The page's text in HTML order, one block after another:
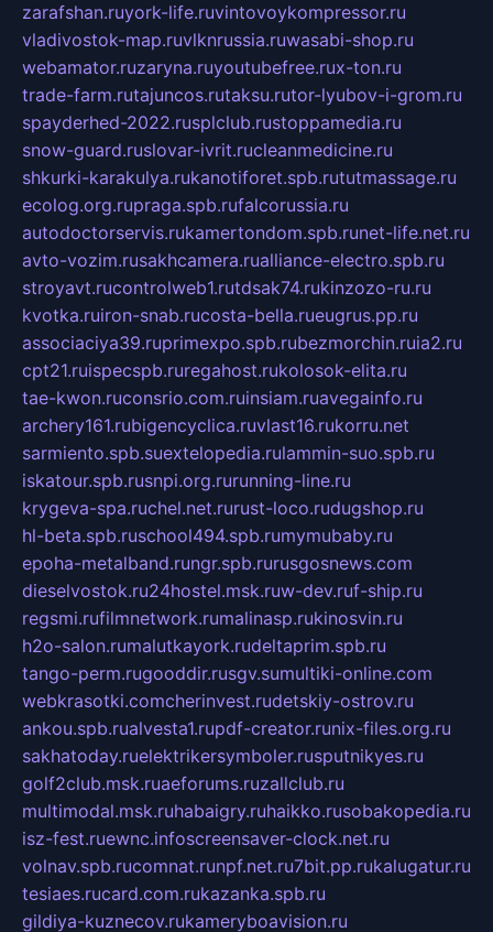
zarafshan.ruyork-life.ruvintovoykompressor.ru
vladivostok-map.ruvlknrussia.ruwasabi-shop.ru
webamator.ruzaryna.ruyoutubefree.rux-ton.ru
trade-farm.rutajuncos.rutaksu.rutor-lyubov-i-grom.ru
spayderhed-2022.rusplclub.rustoppamedia.ru
snow-guard.ruslovar-ivrit.rucleanmedicine.ru
shkurki-karakulya.rukanotiforet.spb.rututmassage.ru
ecolog.org.rupraga.spb.rufalcorussia.ru
autodoctorservis.rukamertondom.spb.runet-life.net.ru
avto-vozim.rusakhcamera.rualliance-electro.spb.ru
stroyavt.rucontrolweb1.rutdsak74.rukinzozo-ru.ru
kvotka.ruiron-snab.rucosta-bella.rueugrus.pp.ru
associaciya39.ruprimexpo.spb.rubezmorchin.ruia2.ru
cpt21.ruispecspb.ruregahost.rukolosok-elita.ru
tae-kwon.ruconsrio.com.ruinsiam.ruavegainfo.ru
archery161.rubigencyclica.ruvlast16.rukorru.net
sarmiento.spb.suextelopedia.rulammin-suo.spb.ru
iskatour.spb.rusnpi.org.rurunning-line.ru
krygeva-spa.ruchel.net.rurust-loco.rudugshop.ru
hl-beta.spb.ruschool494.spb.rumymubaby.ru
epoha-metalband.rungr.spb.rurusgosnews.com
dieselvostok.ru24hostel.msk.ruw-dev.ruf-ship.ru
regsmi.rufilmnetwork.rumalinasp.rukinosvin.ru
h2o-salon.rumalutkayork.rudeltaprim.spb.ru
tango-perm.rugooddir.rusgv.sumultiki-online.com
webkrasotki.comcherinvest.rudetskiy-ostrov.ru
ankou.spb.rualvesta1.rupdf-creator.runix-files.org.ru
sakhatoday.ruelektrikersymboler.rusputnikyes.ru
golf2club.msk.ruaeforums.ruzallclub.ru
multimodal.msk.ruhabaigry.ruhaikko.rusobakopedia.ru
isz-fest.ruewnc.infoscreensaver-clock.net.ru
volnav.spb.rucomnat.runpf.net.ru7bit.pp.rukalugatur.ru
tesiaes.rucard.com.rukazanka.spb.ru
gildiya-kuznecov.rukameryboavision.ru